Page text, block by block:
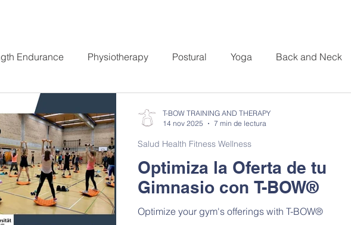
Endurance Physiotherapy Postural Yoga Back and Neck
Mobility Flexibility Stretching
Elderly Health Fitness Wellness
and T-Bow T-Box® Training Therapy
Optimiza la Oferta de tu
Gimnasio con T-BOW®
Optimize your gym's offerings with T-BOW®
Salud Health Fitness Wellness
T-BOW TRAINING AND THERAPY
14 nov 2025
7 min de lectura